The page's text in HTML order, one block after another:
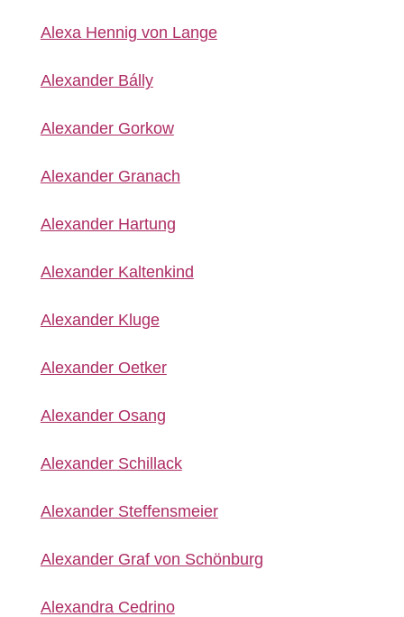
Alexa Hennig von Lange
Alexander Bálly
Alexander Gorkow
Alexander Granach
Alexander Hartung
Alexander Kaltenkind
Alexander Kluge
Alexander Oetker
Alexander Osang
Alexander Schillack
Alexander Steffensmeier
Alexander Graf von Schönburg
Alexandra Cedrino